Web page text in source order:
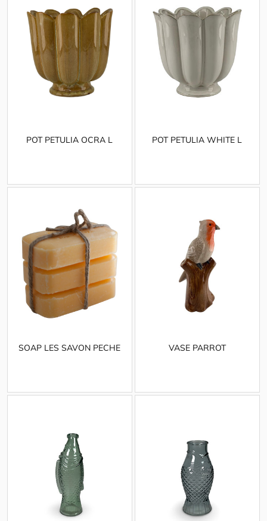
POT PETULIA OCRA L POT PETULIA WHITE L
SOAP LES SAVON PECHE VASE PARROT